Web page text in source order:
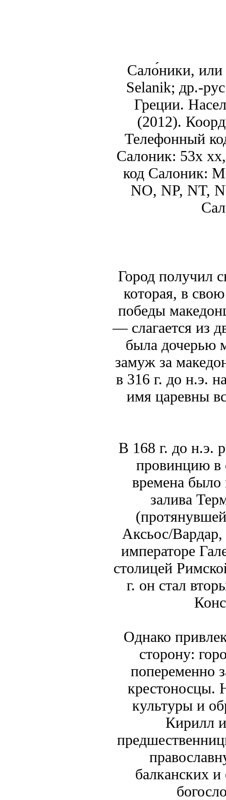
Сало́ники, или
Selanik; др.-
Греции.
(2012).
Телефонный
Салоник: 53x
код Салоник:
NO, NP, NT,
Город получил
которая, в
победы
— слагается из
была дочерью
замуж за
в 316 г. до н.э.
имя царевны
В 168 г. до н.э.
провинцию в
времена было
залива
Аксьос/
императоре
столицей
г. он стал
Однако
сторону:
попеременно
крестоносцы.
культуры и
Кирилл
балканских